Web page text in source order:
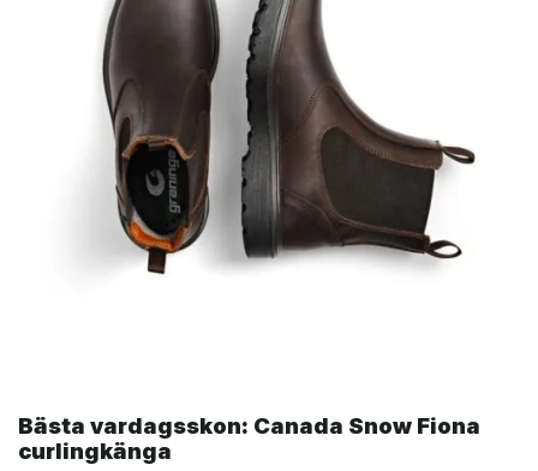
Bästa vardagsskon: Canada Snow Fiona
curlingkänga